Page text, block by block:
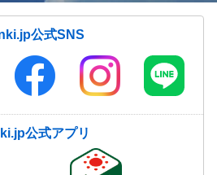
公式SNS
公式アプリ